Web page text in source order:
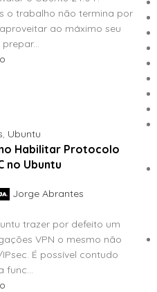
o trabalho não termina por
ao máximo seu
, Ubuntu
Habilitar Protocolo
no Ubuntu
Jorge Abrantes
trazer por defeito um
VPN o mesmo não
É possível contudo
func...